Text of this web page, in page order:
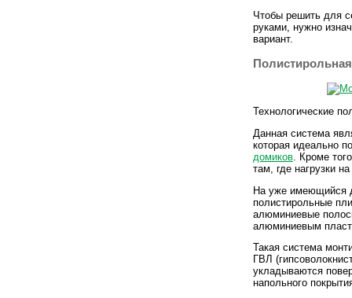
Чтобы решить для
руками, нужно
вариант.
Технологические
Данная система
которая идеально
домиков . Кроме
там, где нагрузки
На уже имеющийся
полистирольные
алюминиевые
алюминиевым
Такая система
ГВЛ
укладываются
напольного